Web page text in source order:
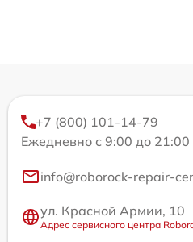
+7 (800) 101-14-79
Ежедневно с 9:00 до 21:00
info@roborock-repair-
ул. Красной Армии, 10
Адрес сервисного центра